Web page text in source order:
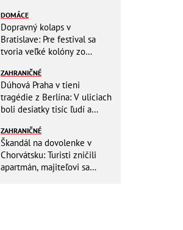
DOMÁCE
Dopravný kolaps v
Bratislave: Pre festival sa
tvoria veľké kolóny zo
ZAHRANIČNÉ
Dúhová Praha v tieni
tragédie z Berlína: V uliciach
boli desiatky tisíc ľudí a
ZAHRANIČNÉ
Škandál na dovolenke v
Chorvátsku: Turisti zničili
apartmán, majiteľovi sa